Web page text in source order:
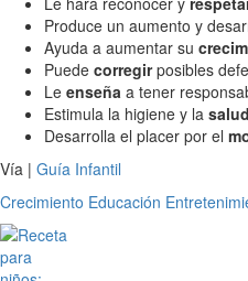
Produce un aumento y
Ayuda a aumentar su
Puede corregirposibles
Le enseña a tener
Estimula la higiene y la salud
Desarrolla el placer por el
Vía | Guía Infantil
Crecimiento Educación